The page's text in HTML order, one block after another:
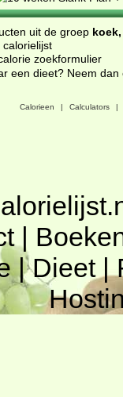
uit de groep
zoekformulier
een dieet? Neem
Calorieen | Calculators |
|
|Dieet|